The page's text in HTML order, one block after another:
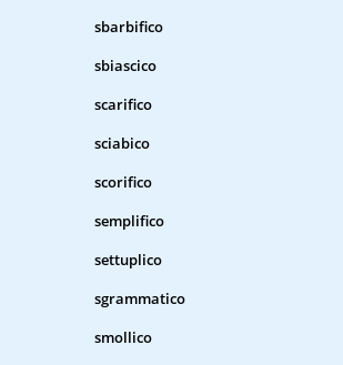
sbarbifico
sbiascico
scarifico
sciabico
scorifico
semplifico
settuplico
sgrammatico
smollico